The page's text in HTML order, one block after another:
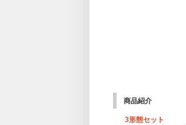
商品紹介
3形態セット